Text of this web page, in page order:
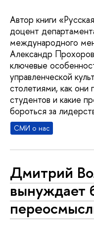
Автор книги
доцент
международного
Александр
ключевые
управленческой
столетиями, как
студентов и какие
бороться за
СМИ о нас
Дмитрий
вынуждает